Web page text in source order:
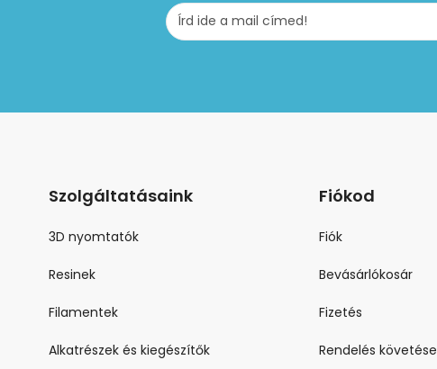
Szolgáltatásaink
3D nyomtatók
Resinek
Filamentek
Alkatrészek és kiegészítők
Fiókod
Fiók
Bevásárlókosár
Fizetés
Rendelés követése